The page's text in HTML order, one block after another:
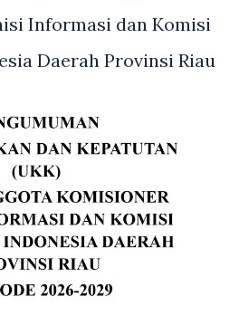
Informasi dan Komisi
Daerah Provinsi Riau